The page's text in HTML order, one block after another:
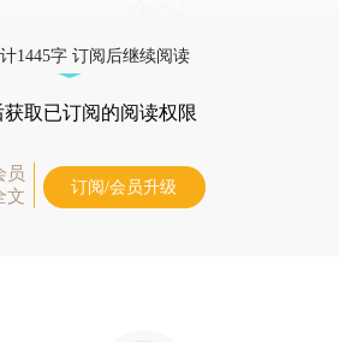
1445字 订阅后继续阅读
获取已订阅的阅读权限
员
文
订阅/会员升级